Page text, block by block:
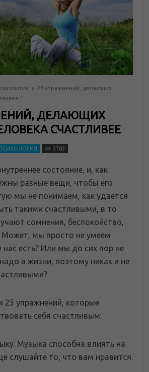
» 25 упражнений, делающих
ДЕЛАЮЩИХ
СЧАСТЛИВЕЕ
3783
состояние, и, как
разные вещи, чтобы его
мы не понимаем, как удается
такими счастливыми, в то
сомнения, беспокойство,
Может, мы просто не умеем
нас есть? Или мы до сих пор не
в жизни, поэтому никак и не
25 упражнений, которые
себя счастливым:
Музыка способна влиять на
слушайте то, что вам нравится.